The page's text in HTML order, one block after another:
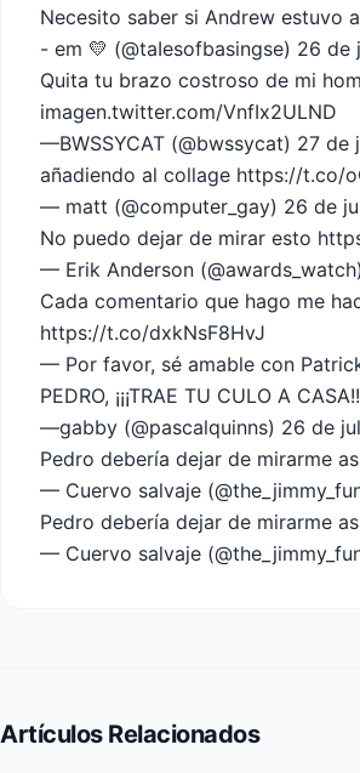
Necesito saber si Andrew estuvo
- em 💛 (@taIesofbasingse) 26 de
Quita tu brazo costroso de mi
imagen.twitter.com/VnfIx2ULND
—BWSSYCAT (@bwssycat) 27 de
añadiendo al collage https://t.co/
— matt (@computer_gay) 26 de
No puedo dejar de mirar esto
— Erik Anderson (@awards_watch)
Cada comentario que hago me
https://t.co/dxkNsF8HvJ
— Por favor, sé amable con
PEDRO, ¡¡¡TRAE TU CULO A
—gabby (@pascalquinns) 26 de
Pedro debería dejar de mirarme
— Cuervo salvaje
Pedro debería dejar de mirarme
— Cuervo salvaje
Artículos Relacionados